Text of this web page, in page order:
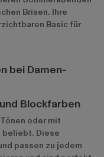
Brisen. Ihre
Basic für
bei Damen-
Blockfarben
oder mit
beliebt. Diese
passen zu jedem